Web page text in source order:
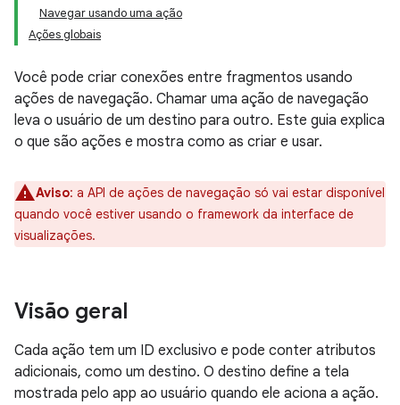
Navegar usando uma ação
Ações globais
Você pode criar conexões entre fragmentos usando
ações de navegação. Chamar uma ação de navegação
leva o usuário de um destino para outro. Este guia explica
o que são ações e mostra como as criar e usar.
Aviso: a API de ações de navegação só vai estar disponível
quando você estiver usando o framework da interface de
visualizações.
Visão geral
Cada ação tem um ID exclusivo e pode conter atributos
adicionais, como um destino. O destino define a tela
mostrada pelo app ao usuário quando ele aciona a ação.